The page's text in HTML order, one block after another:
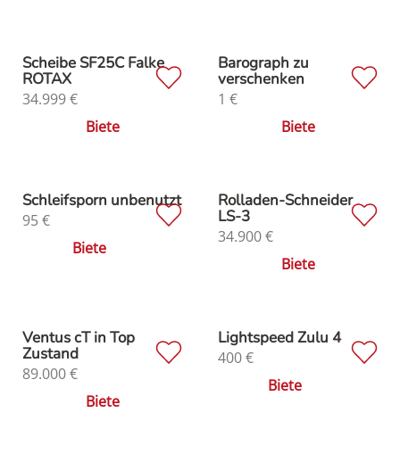
Scheibe SF25C Falke
ROTAX
34.999€
Biete
Barograph zu
verschenken
1 €
Biete
Schleifsporn unbenutzt
95€
Biete
Rolladen-Schneider
LS-3
34.900€
Biete
Ventus cT in Top
Zustand
89.000€
Biete
Lightspeed Zulu 4
400€
Biete